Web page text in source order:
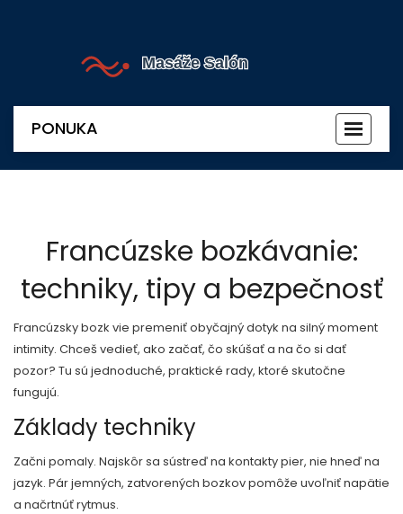
PONUKA
Francúzske bozkávanie:
techniky, tipy a bezpečnosť
Francúzsky bozk vie premeniť obyčajný dotyk na silný moment
intimity. Chceš vedieť, ako začať, čo skúšať a na čo si dať
pozor? Tu sú jednoduché, praktické rady, ktoré skutočne
fungujú.
Základy techniky
Začni pomaly. Najskôr sa sústreď na kontakty pier, nie hneď na
jazyk. Pár jemných, zatvorených bozkov pomôže uvoľniť napätie
a načrtnúť rytmus.